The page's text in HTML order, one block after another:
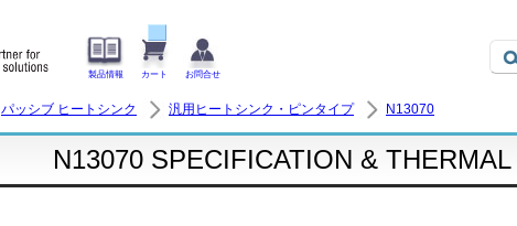
製品情報 カート お問合せ
パッシブ ヒートシンク 汎用ヒートシンク・ピンタイプ N13070
N13070 SPECIFICATION & THERMAL